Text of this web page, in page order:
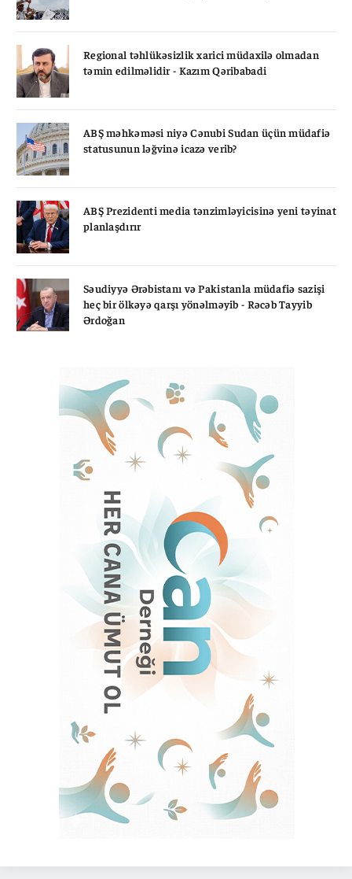
Regional təhlükəsizlik xarici müdaxilə olmadan
təmin edilməlidir - Kazım Qəribabadi
ABŞ məhkəməsi niyə Cənubi Sudan üçün müdafiə
statusunun ləğvinə icazə verib?
ABŞ Prezidenti media tənzimləyicisinə yeni təyinat
planlaşdırır
Səudiyyə Ərəbistanı və Pakistanla müdafiə sazişi
heç bir ölkəyə qarşı yönəlməyib - Rəcəb Tayyib
Ərdoğan